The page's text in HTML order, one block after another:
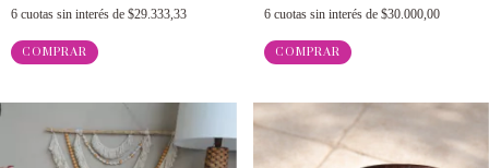
6 cuotas sin interés de $29.333,33
COMPRAR
6 cuotas sin interés de $30.000,00
COMPRAR